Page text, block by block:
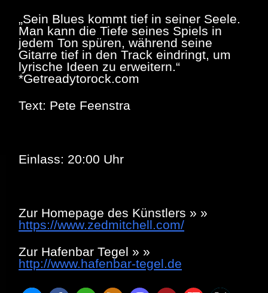
„Sein Blues kommt tief in seiner Seele.
Man kann die Tiefe seines Spiels in
jedem Ton spüren, während seine
Gitarre tief in den Track eindringt, um
lyrische Ideen zu erweitern.“
*Getreadytorock.com
Text: Pete Feenstra
Einlass: 20:00 Uhr
Zur Homepage des Künstlers » »
https://www.zedmitchell.com/
Zur Hafenbar Tegel » »
http://www.hafenbar-tegel.de